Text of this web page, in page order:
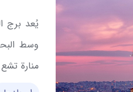
يُعد برج
وسط
منارة
في